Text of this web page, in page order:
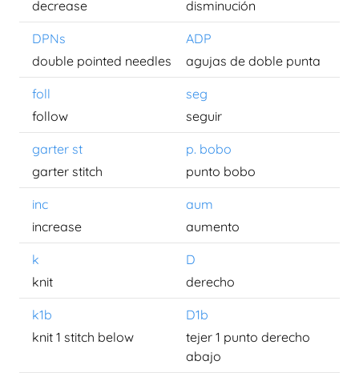
decrease disminución
DPNs
ADP
double pointed needles
agujas de doble punta
foll
seg
follow
seguir
garter st
p. bobo
garter stitch
punto bobo
inc
aum
increase
aumento
k
D
knit
derecho
k1b
D1b
knit 1 stitch below
tejer 1 punto derecho
abajo